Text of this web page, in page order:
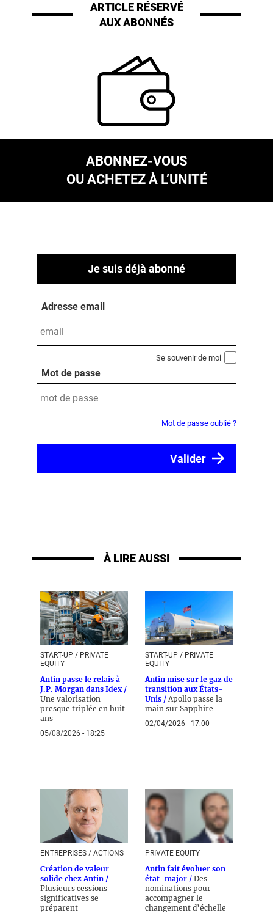
ARTICLE RÉSERVÉ
AUX ABONNÉS
ABONNEZ-VOUS
OU ACHETEZ À L’UNITÉ
Je suis déjà abonné
Adresse email
Se souvenir de moi
Mot de passe
Mot de passe oublié ?
À LIRE AUSSI
START-UP / PRIVATE
EQUITY
Antin passe le relais à
J.P. Morgan dans Idex /
Une valorisation
presque triplée en huit
ans
05/08/2026 - 18:25
START-UP / PRIVATE
EQUITY
Antin mise sur le gaz de
transition aux États-
Unis / Apollo passe la
main sur Sapphire
02/04/2026 - 17:00
ENTREPRISES / ACTIONS
Création de valeur
solide chez Antin /
Plusieurs cessions
significatives se
préparent
PRIVATE EQUITY
Antin fait évoluer son
état-major / Des
nominations pour
accompagner le
changement d’échelle